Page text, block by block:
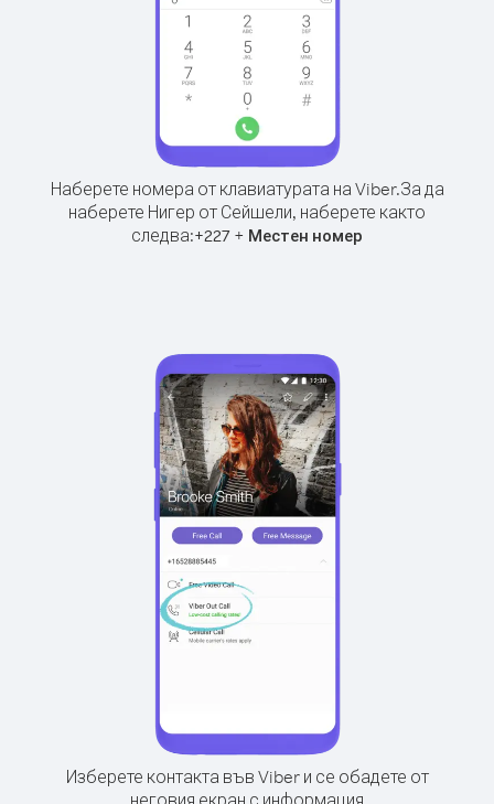
Наберете номера от клавиатурата на Viber.За да
наберете Нигер от Сейшели, наберете както
следва:+227 + Местен номер
Изберете контакта във Viber и се обадете от
неговия екран с информация